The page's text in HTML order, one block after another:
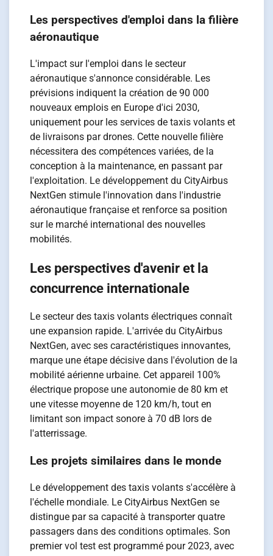
Les perspectives d'emploi dans la filière
aéronautique
L'impact sur l'emploi dans le secteur
aéronautique s'annonce considérable. Les
prévisions indiquent la création de 90 000
nouveaux emplois en Europe d'ici 2030,
uniquement pour les services de taxis volants et
de livraisons par drones. Cette nouvelle filière
nécessitera des compétences variées, de la
conception à la maintenance, en passant par
l'exploitation. Le développement du CityAirbus
NextGen stimule l'innovation dans l'industrie
aéronautique française et renforce sa position
sur le marché international des nouvelles
mobilités.
Les perspectives d'avenir et la
concurrence internationale
Le secteur des taxis volants électriques connaît
une expansion rapide. L'arrivée du CityAirbus
NextGen, avec ses caractéristiques innovantes,
marque une étape décisive dans l'évolution de la
mobilité aérienne urbaine. Cet appareil 100%
électrique propose une autonomie de 80 km et
une vitesse moyenne de 120 km/h, tout en
limitant son impact sonore à 70 dB lors de
l'atterrissage.
Les projets similaires dans le monde
Le développement des taxis volants s'accélère à
l'échelle mondiale. Le CityAirbus NextGen se
distingue par sa capacité à transporter quatre
passagers dans des conditions optimales. Son
premier vol test est programmé pour 2023, avec